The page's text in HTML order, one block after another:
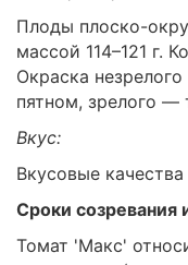
Плоды плоско-
массой 114–121 г.
Окраска
пятном, зрелого —
Вкус:
Вкусовые
Сроки созревания
Томат 'Макс'